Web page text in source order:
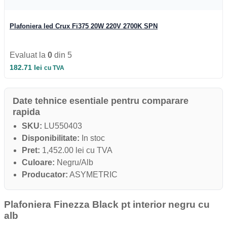
Iluminat Industrial LED
Iluminat stradal
Module LED
Automatizari si Smart
Plafoniera led Crux Fi375 20W 220V 2700K SPN
Evaluat la 0 din 5
182.71 lei cu TVA
Date tehnice esentiale pentru comparare
rapida
SKU: LU550403
Disponibilitate: In stoc
Pret: 1,452.00 lei cu TVA
Culoare: Negru/Alb
Producator: ASYMETRIC
Plafoniera Finezza Black pt interior negru cu
alb